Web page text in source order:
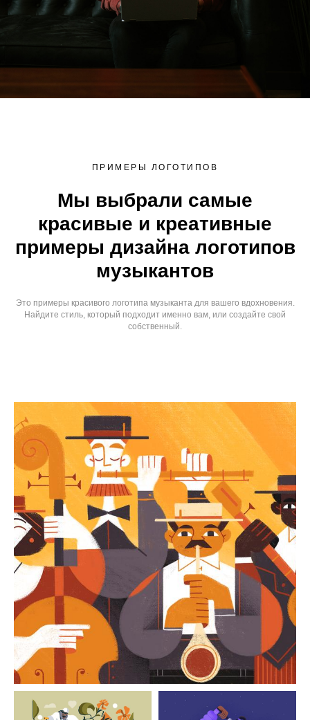
ПРИМЕРЫ ЛОГОТИПОВ
Мы выбрали самые
красивые и креативные
примеры дизайна логотипов
музыкантов
Это примеры красивого логотипа музыканта для вашего вдохновения.
Найдите стиль, который подходит именно вам, или создайте свой
собственный.